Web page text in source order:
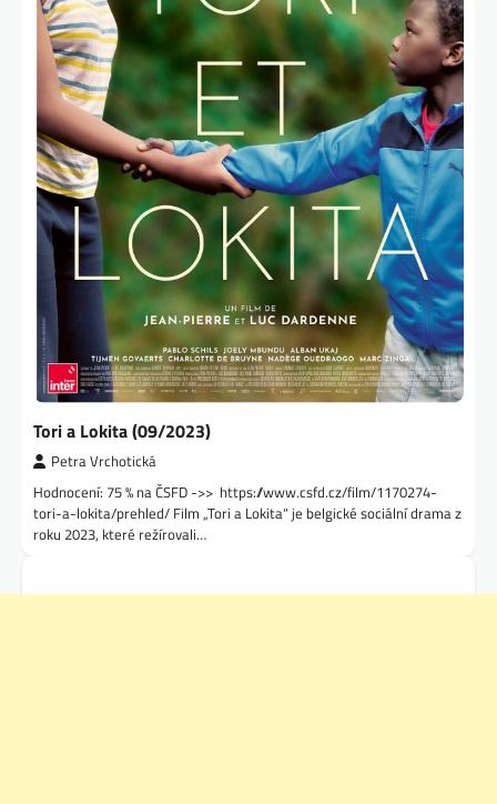
Tori a Lokita (09/2023)
Petra Vrchotická
Hodnocení: 75 % na ČSFD ->> https://www.csfd.cz/film/1170274-
tori-a-lokita/prehled/ Film „Tori a Lokita“ je belgické sociální drama z
roku 2023, které režírovali…